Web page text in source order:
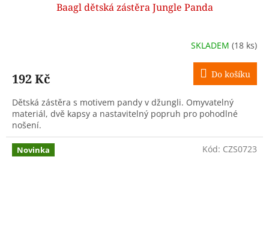
Baagl dětská zástěra Jungle Panda
SKLADEM (18 ks)
192 Kč Do košíku
Dětská zástěra s motivem pandy v džungli. Omyvatelný
materiál, dvě kapsy a nastavitelný popruh pro pohodlné
nošení.
Novinka Kód: CZS0723